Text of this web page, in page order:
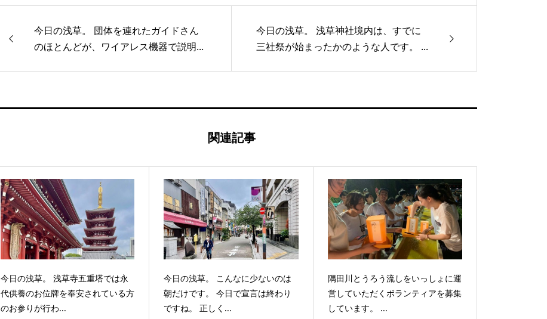
今日の浅草。 団体を連れたガイドさん
のほとんどが、ワイアレス機器で説明...
今日の浅草。 浅草神社境内は、すでに
三社祭が始まったかのような人です。 ...
関連記事
今日の浅草。 浅草寺五重塔では永
代供養のお位牌を奉安されている方
のお参りが行わ...
今日の浅草。 こんなに少ないのは
朝だけです。 今日で宣言は終わり
ですね。 正しく...
隅田川とうろう流しをいっしょに運
営していただくボランティアを募集
しています。 ...